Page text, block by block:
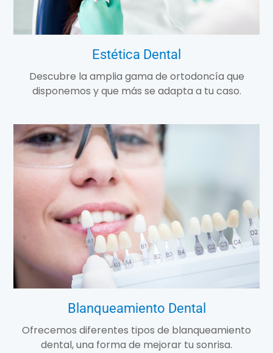
Estética Dental
Descubre la amplia gama de ortodoncía que
disponemos y que más se adapta a tu caso.
Blanqueamiento Dental
Ofrecemos diferentes tipos de blanqueamiento
dental, una forma de mejorar tu sonrisa.